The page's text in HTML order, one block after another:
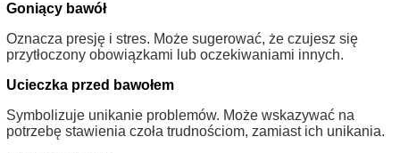
Goniący bawół
Oznacza presję i stres. Może sugerować, że czujesz się
przytłoczony obowiązkami lub oczekiwaniami innych.
Ucieczka przed bawołem
Symbolizuje unikanie problemów. Może wskazywać na
potrzebę stawienia czoła trudnościom, zamiast ich unikania.